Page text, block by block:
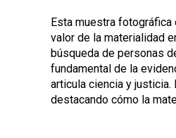
Esta muestra fotográfica
valor de la materialidad
búsqueda de personas
fundamental de la
articula ciencia y
destacando cómo la